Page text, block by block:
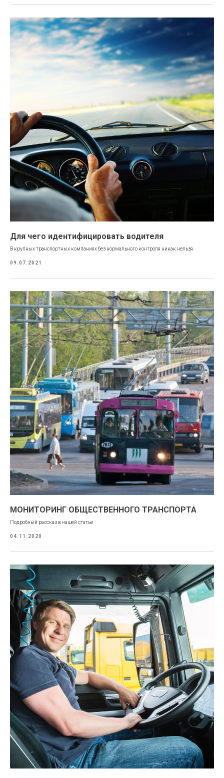
Для чего идентифицировать водителя
В крупных транспортных компаниях без нормального контроля никак нельзя.
09.07.2021
МОНИТОРИНГ ОБЩЕСТВЕННОГО ТРАНСПОРТА
Подробный рассказ в нашей статье
04.11.2020